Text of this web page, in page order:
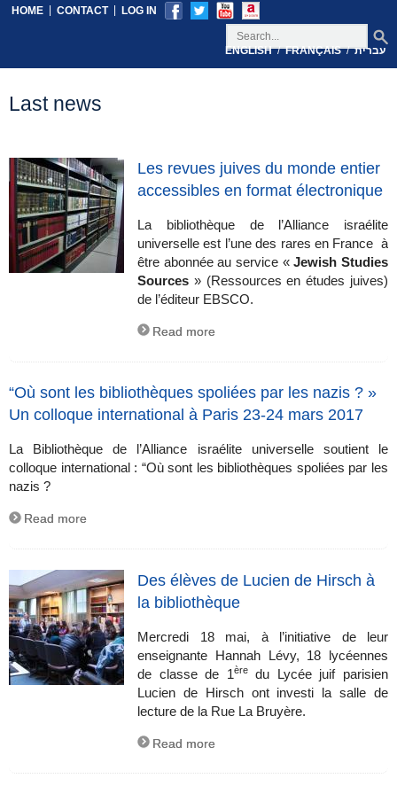
HOME | CONTACT | LOG IN
ENGLISH / FRANÇAIS / עברית
Last news
Les revues juives du monde entier
accessibles en format électronique
La bibliothèque de l’Alliance israélite
universelle est l’une des rares en France à
être abonnée au service «Jewish Studies
Sources » (Ressources en études juives)
de l’éditeur EBSCO.
Read more
“Où sont les bibliothèques spoliées par les nazis ? »
Un colloque international à Paris 23-24 mars 2017
La Bibliothèque de l’Alliance israélite universelle soutient le
colloque international : “Où sont les bibliothèques spoliées par les
nazis ?
Read more
Des élèves de Lucien de Hirsch à
la bibliothèque
Mercredi 18 mai, à l’initiative de leur
enseignante Hannah Lévy, 18 lycéennes
de classe de 1èredu Lycée juif parisien
Lucien de Hirsch ont investi la salle de
lecture de la Rue La Bruyère.
Read more